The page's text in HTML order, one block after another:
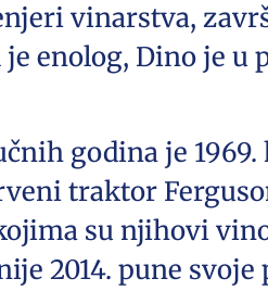
vinarstva,
enolog, Dino je u
godina je
traktor
su njihovi
2014. pune